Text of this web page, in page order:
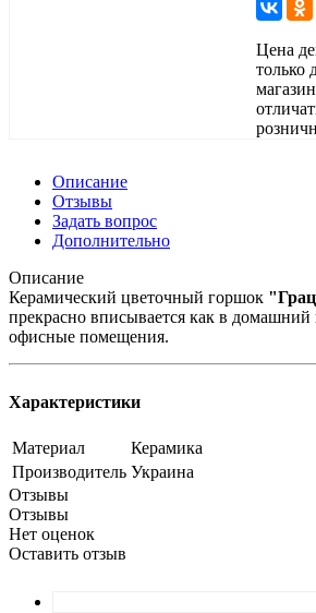
Цена
только
Описание
Отзывы
Задать вопрос
Дополнительно
Описание
Керамический цветочный горшок
прекрасно вписывается как в домашний
офисные помещения.
Характеристики
Материал
Керамика
Производитель Украина
Отзывы
Отзывы
Нет оценок
Оставить отзыв